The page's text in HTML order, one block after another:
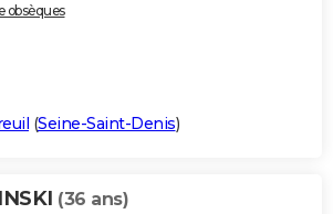
obsèques
(Seine-Saint-Denis)
(36 ans)